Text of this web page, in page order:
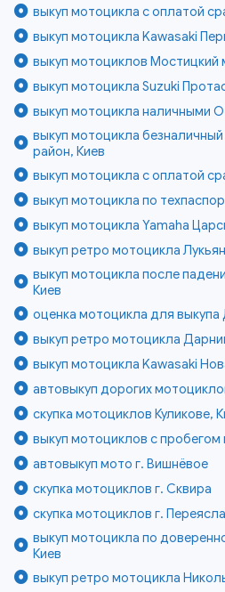
выкуп мотоцикла с оплатой
выкуп мотоцикла Kawasaki
выкуп мотоциклов Мостицкий
выкуп мотоцикла Suzuki
выкуп мотоцикла наличными
выкуп мотоцикла
район, Киев
выкуп мотоцикла с оплатой
выкуп мотоцикла по
выкуп мотоцикла Yamaha
выкуп ретро мотоцикла
выкуп мотоцикла после
Киев
оценка мотоцикла для выкупа
выкуп ретро мотоцикла
выкуп мотоцикла Kawasaki
автовыкуп дорогих
скупка мотоциклов Куликове,
выкуп мотоциклов с пробегом
автовыкуп мото г. Вишнёвое
скупка мотоциклов г. Сквира
скупка мотоциклов г.
выкуп мотоцикла по
Киев
выкуп ретро мотоцикла